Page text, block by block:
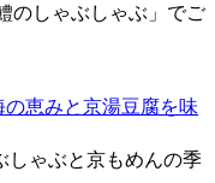
のしゃぶしゃぶ」でご
の恵みと京湯豆腐を味
しゃぶと京もめんの季